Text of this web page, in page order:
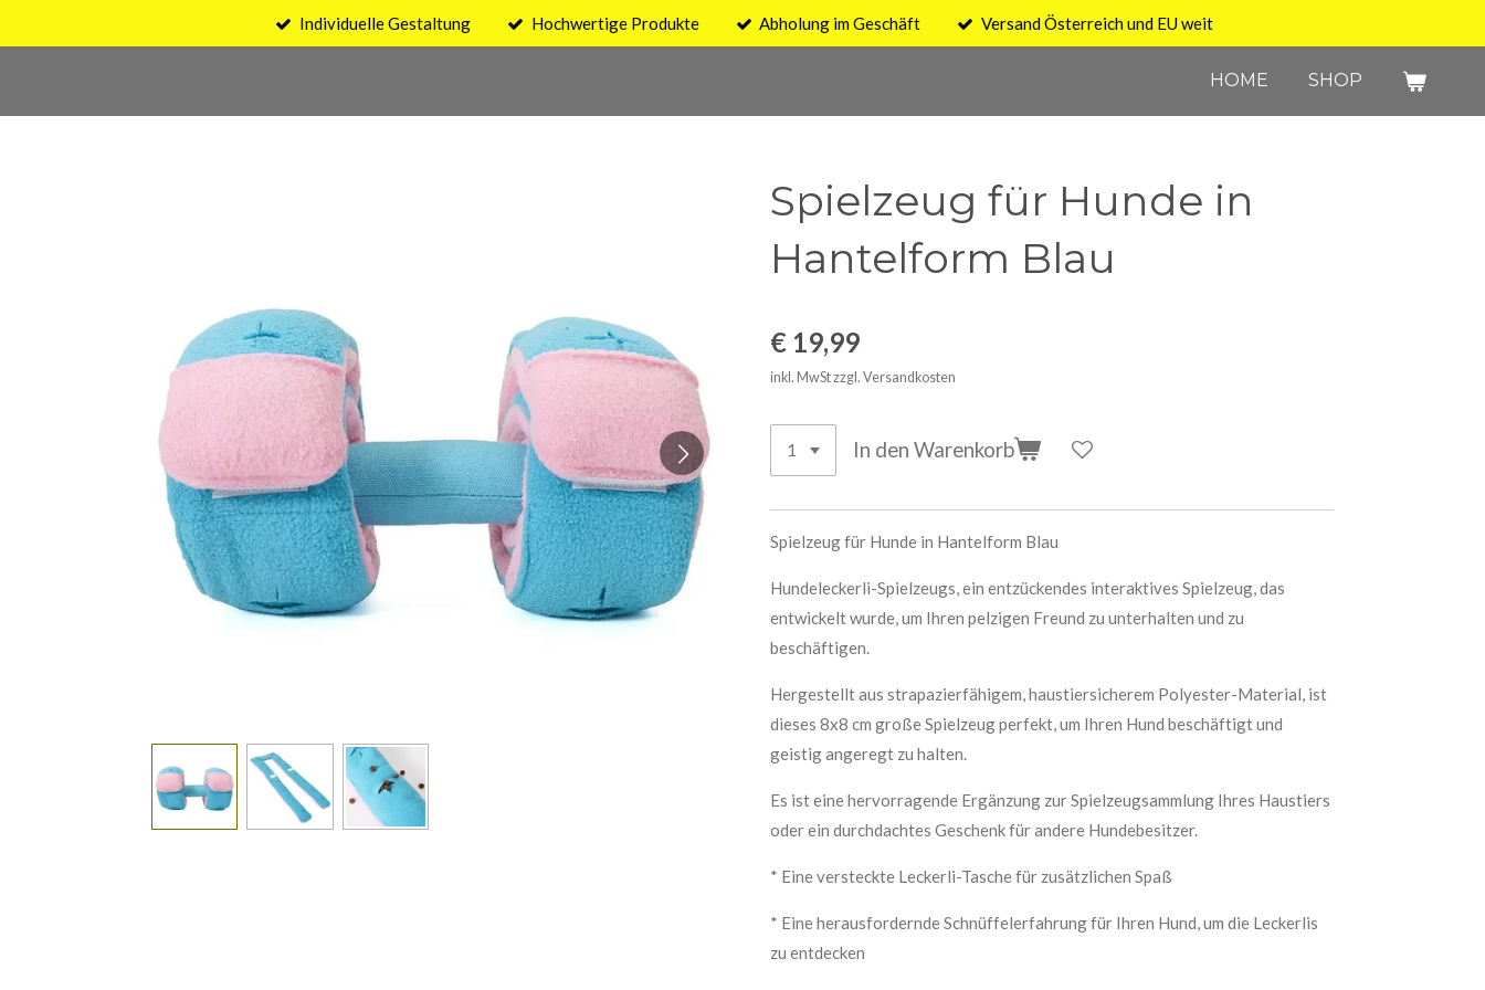
Individuelle Gestaltung Hochwertige Produkte Abholung im Geschäft Versand Österreich und EU weit
HOME SHOP
Spielzeug für Hunde in
Hantelform Blau
€ 19,99
inkl. MwSt zzgl. Versandkosten
In den Warenkorb
Spielzeug für Hunde in Hantelform Blau
Hundeleckerli-Spielzeugs, ein entzückendes interaktives Spielzeug, das
entwickelt wurde, um Ihren pelzigen Freund zu unterhalten und zu
beschäftigen.
Hergestellt aus strapazierfähigem, haustiersicherem Polyester-Material, ist
dieses 8x8 cm große Spielzeug perfekt, um Ihren Hund beschäftigt und
geistig angeregt zu halten.
Es ist eine hervorragende Ergänzung zur Spielzeugsammlung Ihres Haustiers
oder ein durchdachtes Geschenk für andere Hundebesitzer.
* Eine versteckte Leckerli-Tasche für zusätzlichen Spaß
* Eine herausfordernde Schnüffelerfahrung für Ihren Hund, um die Leckerlis
zu entdecken